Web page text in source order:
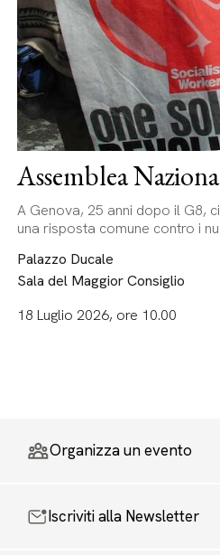
Assemblea
A Genova, 25 anni dopo il G8,
una risposta comune contro i
Palazzo Ducale
Sala del Maggior Consiglio
18 Luglio 2026, ore 10.00
Organizza un evento
Iscriviti alla Newsletter